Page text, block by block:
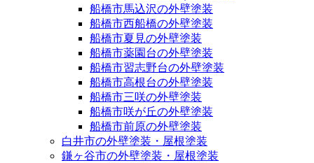
船橋市馬込沢の外壁塗装
船橋市西船橋の外壁塗装
船橋市夏見の外壁塗装
船橋市薬園台の外壁塗装
船橋市習志野台の外壁塗装
船橋市高根台の外壁塗装
船橋市三咲の外壁塗装
船橋市咲が丘の外壁塗装
船橋市前原の外壁塗装
白井市の外壁塗装・屋根塗装
鎌ヶ谷市の外壁塗装・屋根塗装